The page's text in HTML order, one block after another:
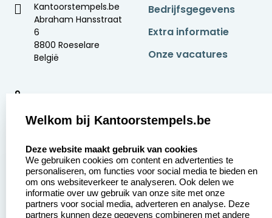
Kantoorstempels.be
Abraham Hansstraat
6
8800 Roeselare
België
9
Bedrijfsgegevens
Extra informatie
Onze vacatures
Aanvraag op maat
Betaling &
Verzending
Contact opnemen
Veel gestelde vragen
Retourneren
Welkom bij Kantoorstempels.be
Deze website maakt gebruik van cookies
We gebruiken cookies om content en advertenties te
personaliseren, om functies voor social media te bieden en
om ons websiteverkeer te analyseren. Ook delen we
informatie over uw gebruik van onze site met onze
partners voor social media, adverteren en analyse. Deze
partners kunnen deze gegevens combineren met andere